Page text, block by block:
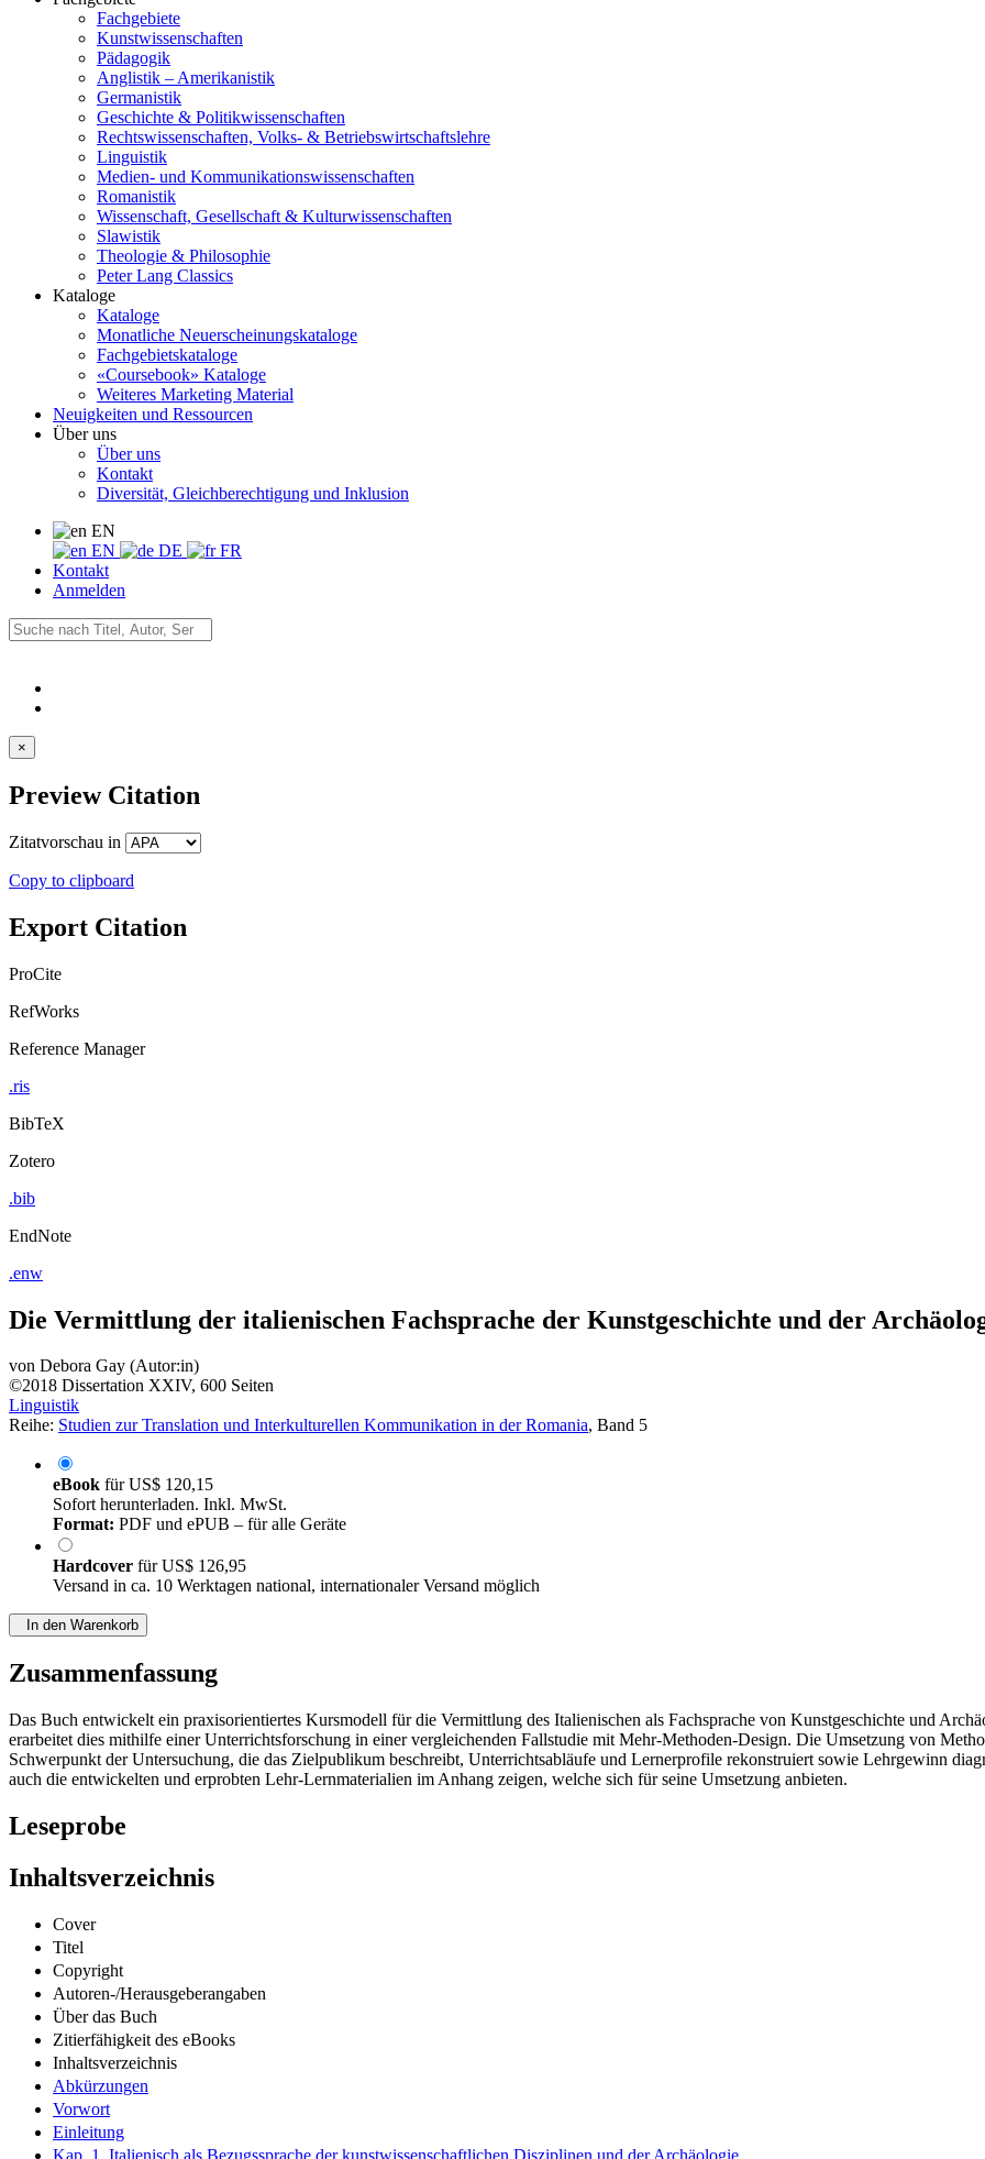
Fachgebiete
Kunstwissenschaften
Pädagogik
Anglistik – Amerikanistik
Germanistik
Geschichte & Politikwissenschaften
Rechtswissenschaften, Volks- & Betriebswirtschaftslehre
Linguistik
Medien- und Kommunikationswissenschaften
Romanistik
Wissenschaft, Gesellschaft & Kulturwissenschaften
Slawistik
Theologie & Philosophie
Peter Lang Classics
Kataloge
Kataloge
Monatliche Neuerscheinungskataloge
Fachgebietskataloge
«Coursebook» Kataloge
Weiteres Marketing Material
Neuigkeiten und Ressourcen
Über uns
Über uns
Kontakt
Diversität, Gleichberechtigung und Inklusion
EN
EN
DE
FR
Kontakt
Anmelden
×
Preview Citation
Zitatvorschau in
Copy to clipboard
Export Citation
ProCite
RefWorks
Reference Manager
.ris
BibTeX
Zotero
.bib
EndNote
.enw
Die Vermittlung der italienischen Fachsprache der Kunstgeschichte und der
von Debora Gay (Autor:in)
©2018 Dissertation XXIV, 600 Seiten
Linguistik
Reihe: Studien zur Translation und Interkulturellen Kommunikation in der Romania, Band 5
eBook fürUS$ 120,15
Sofort herunterladen. Inkl. MwSt.
Format: PDF und ePUB – für alle Geräte
Hardcover fürUS$ 126,95
Versand in ca. 10 Werktagen national, internationaler Versand möglich
In den Warenkorb
Zusammenfassung
Das Buch entwickelt ein praxisorientiertes Kursmodell für die Vermittlung des Italienischen als Fachsprache von Kunstgeschichte und
erarbeitet dies mithilfe einer Unterrichtsforschung in einer vergleichenden Fallstudie mit Mehr-Methoden-Design. Die Umsetzung von
Schwerpunkt der Untersuchung, die das Zielpublikum beschreibt, Unterrichtsabläufe und Lernerprofile rekonstruiert sowie Lehrgewinn
auch die entwickelten und erprobten Lehr-Lernmaterialien im Anhang zeigen, welche sich für seine Umsetzung anbieten.
Leseprobe
Inhaltsverzeichnis
Cover
Titel
Copyright
Autoren-/Herausgeberangaben
Über das Buch
Zitierfähigkeit des eBooks
Inhaltsverzeichnis
Abkürzungen
Vorwort
Einleitung
Kap. 1. Italienisch als Bezugssprache der kunstwissenschaftlichen Disziplinen und der Archäologie